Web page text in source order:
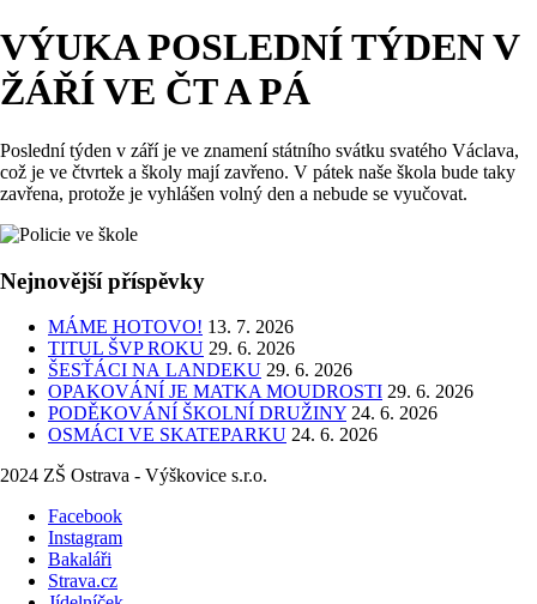
VÝUKA POSLEDNÍ TÝDEN V
ŽÁŘÍ VE ČT A PÁ
Poslední týden v září je ve znamení státního svátku svatého Václava,
což je ve čtvrtek a školy mají zavřeno. V pátek naše škola bude taky
zavřena, protože je vyhlášen volný den a nebude se vyučovat.
Nejnovější příspěvky
MÁME HOTOVO! 13. 7. 2026
TITUL ŠVP ROKU 29. 6. 2026
ŠESŤÁCI NA LANDEKU 29. 6. 2026
OPAKOVÁNÍ JE MATKA MOUDROSTI 29. 6. 2026
PODĚKOVÁNÍ ŠKOLNÍ DRUŽINY 24. 6. 2026
OSMÁCI VE SKATEPARKU 24. 6. 2026
2024 ZŠ Ostrava - Výškovice s.r.o.
Facebook
Instagram
Bakaláři
Strava.cz